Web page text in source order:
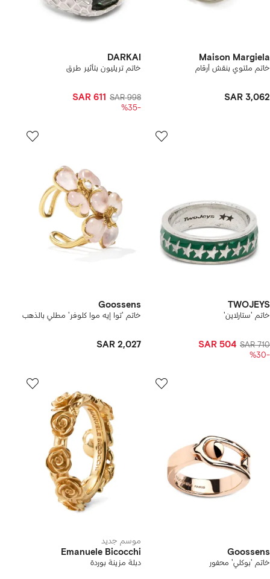
Maison Margiela
خاتم ملتوي بنقش أرقام
SAR 3,062
DARKAI
خاتم تريليون بتأثير طرق
SAR 998
SAR 611
-%35
TWOJEYS
خاتم 'ستارلاين'
SAR 710
SAR 504
-%30
Goossens
خاتم 'توا إيه موا كلوفر' مطلي بالذهب
SAR 2,027
Goossens
خاتم 'بوكلي' محفور
موسم جديد
Emanuele Bicocchi
دبلة مزينة بوردة